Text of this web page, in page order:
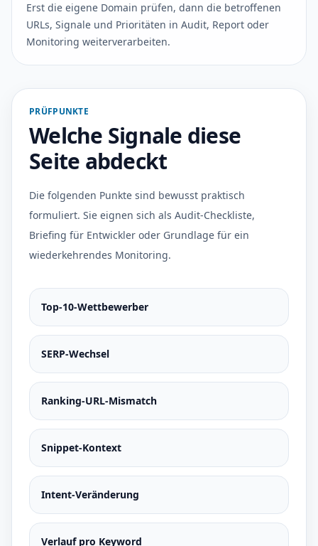
Erst die eigene Domain prüfen, dann die betroffenen
URLs, Signale und Prioritäten in Audit, Report oder
Monitoring weiterverarbeiten.
PRÜFPUNKTE
Welche Signale diese
Seite abdeckt
Die folgenden Punkte sind bewusst praktisch
formuliert. Sie eignen sich als Audit-Checkliste,
Briefing für Entwickler oder Grundlage für ein
wiederkehrendes Monitoring.
Top-10-Wettbewerber
SERP-Wechsel
Ranking-URL-Mismatch
Snippet-Kontext
Intent-Veränderung
Verlauf pro Keyword